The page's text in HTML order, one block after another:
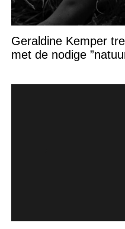
Geraldine Kemper
met de nodige